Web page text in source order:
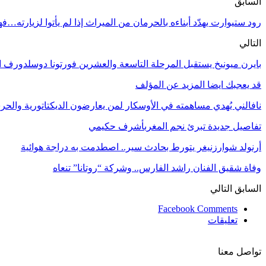
رود ستيوارت يهدّد أبناءه بالحرمان من الميراث إذا لم يأتوا
التالي
بايرن ميونيخ يستقبل المرحلة التاسعة والعشرين فورتونا دوسلدورف
قد يعجبك ايضا المزيد عن المؤلف
نافالني يُهدي مساهمته في الأوسكار لمن يعارضون الديكتاتورية
تفاصيل جديدة تبرئ نجم المغربأشرف حكيمي
أرنولد شوارزنيغر يتورط بحادث سير.. اصطدمت به دراجة هوائية
وفاة شقيق الفنان راشد الفارس.. وشركة “روتانا” تنعاه
السابق التالي
Facebook Comments
تعليقات
تواصل معنا